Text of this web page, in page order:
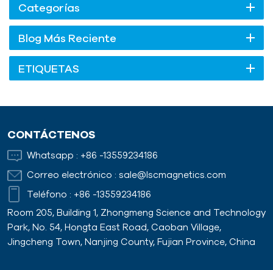
Categorías
Blog Más Reciente
ETIQUETAS
CONTÁCTENOS
Whatsapp : +86 -13559234186
Correo electrónico : sale@lscmagnetics.com
Teléfono : +86 -13559234186
Room 205, Building 1, Zhongmeng Science and Technology
Park, No. 54, Hongta East Road, Caoban Village,
Jingcheng Town, Nanjing County, Fujian Province, China